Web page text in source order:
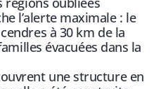
l’alerte maximale : le
à 30 km de la
évacuées dans la
une structure en